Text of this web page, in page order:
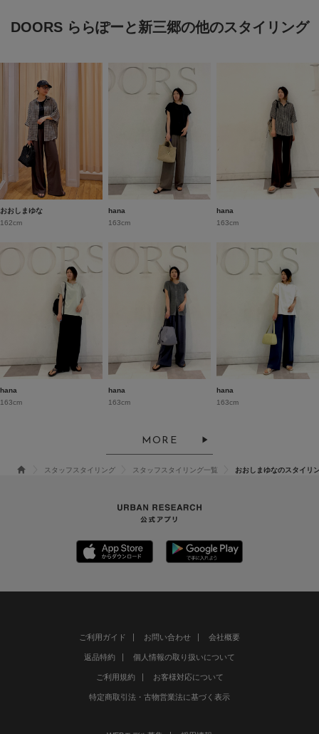
DOORS ららぽーと新三郷の他のスタイリング
おおしまゆな
162cm
hana
163cm
hana
163cm
hana
163cm
hana
163cm
hana
163cm
MORE
スタッフスタイリング スタッフスタイリング一覧 おおしまゆなのスタイリ
ご利用ガイド お問い合わせ 会社概要
返品特約 個人情報の取り扱いについて
ご利用規約 お客様対応について
特定商取引法・古物営業法に基づく表示